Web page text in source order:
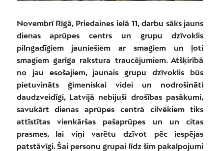
Novembrī Rīgā, Priedaines ielā 11, darbu sāks jauns
dienas aprūpes centrs un grupu dzīvoklis
pilngadīgiem jauniešiem ar smagiem un ļoti
smagiem garīga rakstura traucējumiem. Atšķirībā
no jau esošajiem, jaunais grupu dzīvoklis būs
pietuvināts ģimeniskai videi un nodrošināti
daudzveidīgi, Latvijā nebijuši drošības pasākumi,
savukārt dienas aprūpes centrā cilvēkiem tiks
attīstītas vienkāršas pašaprūpes un un citas
prasmes, lai viņi varētu dzīvot pēc iespējas
patstāvīgi. Šai personu grupai līdz šim pakalpojumi